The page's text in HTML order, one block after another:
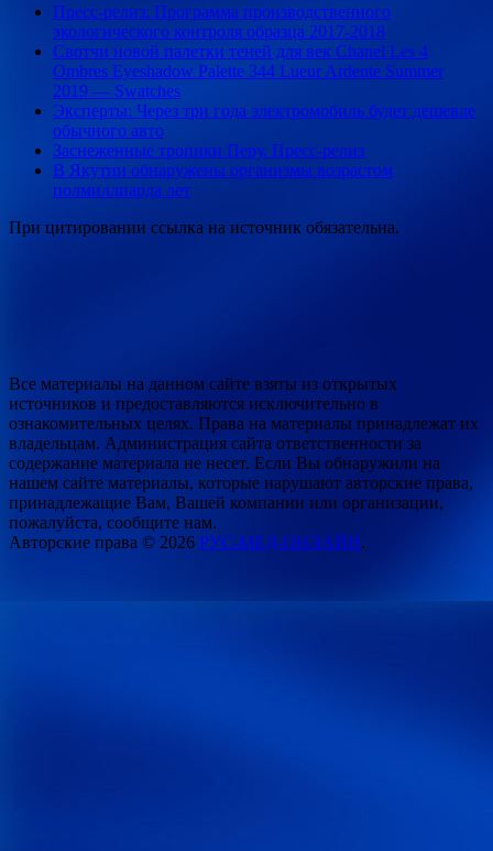
Пресс-релиз: Программа производственного
экологического контроля образца 2017-2018
Свотчи новой палетки теней для век Chanel Les 4
Ombres Eyeshadow Palette 344 Lueur Ardente Summer
2019 — Swatches
Эксперты: Через три года электромобиль будет дешевле
обычного авто
Заснеженные тропики Перу. Пресс-релиз
В Якутии обнаружены организмы возрастом
полмиллиарда лет
При цитировании ссылка на источник обязательна.
Все материалы на данном сайте взяты из открытых
источников и предоставляются исключительно в
ознакомительных целях. Права на материалы принадлежат их
владельцам. Администрация сайта ответственности за
содержание материала не несет. Если Вы обнаружили на
нашем сайте материалы, которые нарушают авторские права,
принадлежащие Вам, Вашей компании или организации,
пожалуйста, сообщите нам.
Авторские права © 2026 РУС-МЕД-ОНЛАЙН.